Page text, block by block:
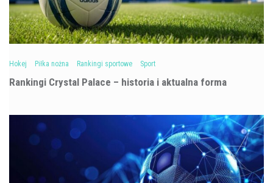
Hokej Piłka nożna Rankingi sportowe Sport
Rankingi Crystal Palace – historia i aktualna forma